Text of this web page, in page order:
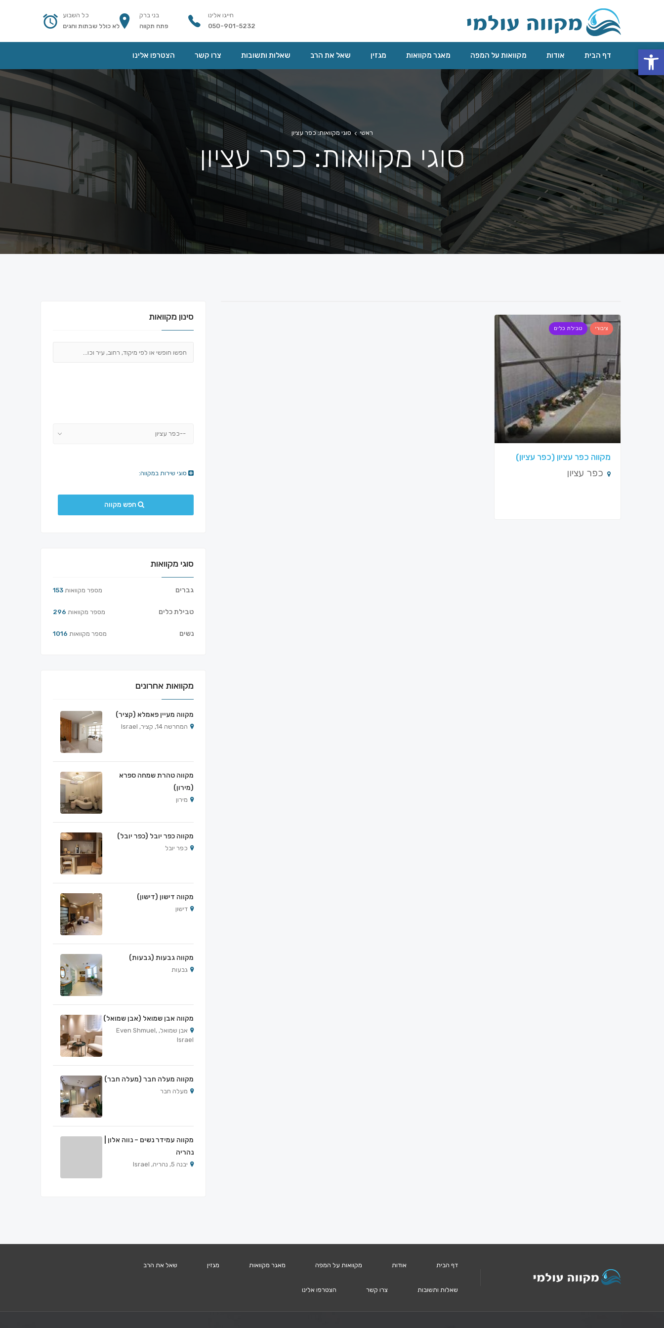
חייגו אלינו
050-901-5232
בני ברק
פתח תקווה
כל השבוע
לא כולל שבתות וחגים
דף הבית אודות מקוואות על המפה מאגר מקוואות מגזין שאל את הרב שאלות ותשובות צרו קשר הצטרפו אלינו
ראשי סוגי מקוואות: כפר עציון
סוגי מקוואות: כפר עציון
ציבורי טבילת כלים
מקווה כפר עציון (כפר עציון)
כפר עציון
סינון מקוואות
--כפר עציון
סוגי שירות במקווה:
חפש מקווה
סוגי מקוואות
גברים 153 מספר מקוואות
טבילת כלים 296 מספר מקוואות
נשים 1016 מספר מקוואות
מקוואות אחרונים
מקווה מעיין פאמלא (קציר)
המחרשה 14, קציר, Israel
מקווה טהרת שמחה ספרא
(מירון)
מירון
מקווה כפר יובל (כפר יובל)
כפר יובל
מקווה דישון (דישון)
דישון
מקווה גבעות (גבעות)
גבעות
מקווה אבן שמואל (אבן שמואל)
אבן שמואל, Even Shmuel,
Israel
מקווה מעלה חבר (מעלה חבר)
מעלה חבר
מקווה עמידר נשים – נווה אלון |
נהריה
יבנה 5, נהריה, Israel
דף הבית אודות מקוואות על המפה מאגר מקוואות מגזין שאל את הרב
שאלות ותשובות צרו קשר הצטרפו אלינו
פתח סרגל נגישות